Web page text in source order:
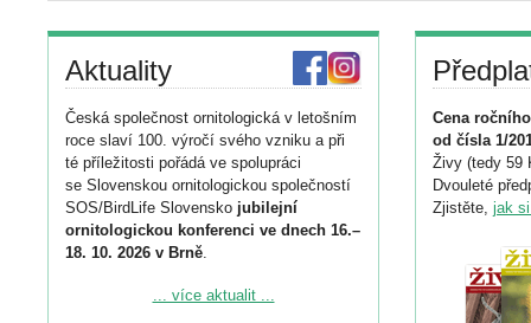
Aktuality
Česká společnost ornitologická v letošním
roce slaví 100. výročí svého vzniku a při
té příležitosti pořádá ve spolupráci
se Slovenskou ornitologickou společností
SOS/BirdLife Slovensko jubilejní
ornitologickou konferenci ve dnech 16.–
18. 10. 2026 v Brně.
Podrobnější informace ke konferenci
... více aktualit ...
Cena
od čísla 1/
Živy (tedy 59
Dvouleté
Zjistěte, jak